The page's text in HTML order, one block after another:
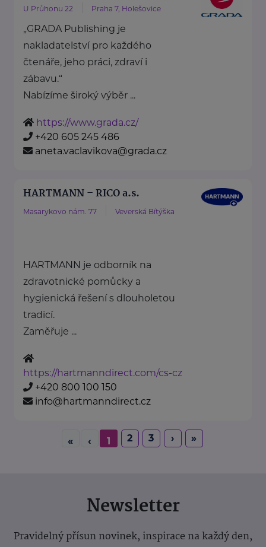
U Průhonu 22 Praha 7, Holešovice
„GRADA Publishing je
nakladatelství pro každého
čtenáře, jeho práci, zdraví i
zábavu.“
Nabízíme široký výběr ...
https://www.grada.cz/
+420 605 245 486
aneta.vaclavikova@grada.cz
HARTMANN – RICO a.s.
Masarykovo nám. 77 Veverská Bítýška
HARTMANN je odborník na
zdravotnické pomůcky a
hygienická řešení s dlouholetou
tradicí.
Zaměřuje ...
https://hartmanndirect.com/cs-cz
+420 800 100 150
info@hartmanndirect.cz
« ‹ 1 2 3 › »
Newsletter
Pravidelný přísun novinek, inspirace na každý den,